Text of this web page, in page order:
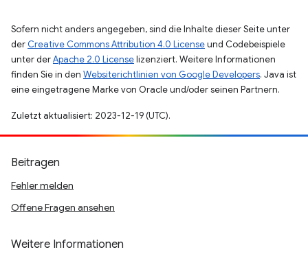
Sofern nicht anders angegeben, sind die Inhalte dieser Seite unter
der Creative Commons Attribution 4.0 Licenseund Codebeispiele
unter derApache 2.0 Licenselizenziert. Weitere Informationen
finden Sie in den Websiterichtlinien von Google Developers. Java ist
eine eingetragene Marke von Oracle und/oder seinen Partnern.
Zuletzt aktualisiert: 2023-12-19 (UTC).
Beitragen
Fehler melden
Offene Fragen ansehen
Weitere Informationen